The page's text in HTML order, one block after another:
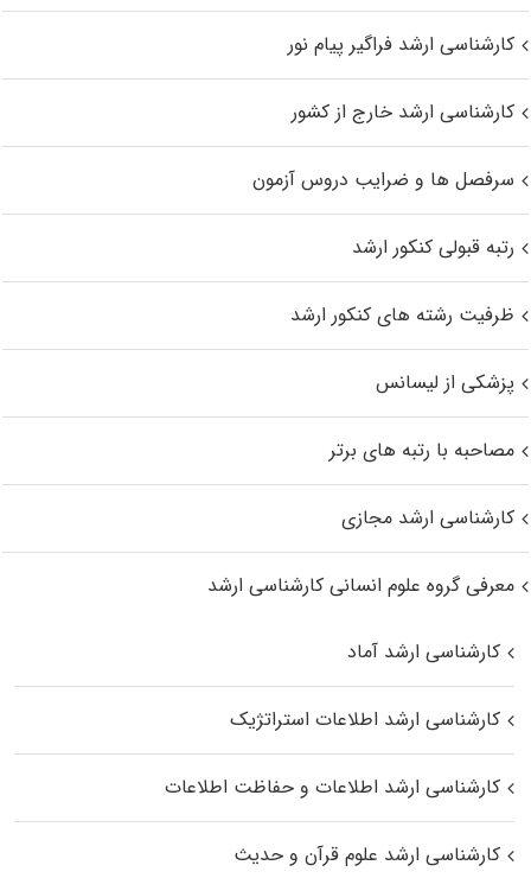
کارشناسی ارشد فراگیر پیام نور
کارشناسی ارشد خارج از کشور
سرفصل ها و ضرایب دروس آزمون
رتبه قبولی کنکور ارشد
ظرفیت رشته های کنکور ارشد
پزشکی از لیسانس
مصاحبه با رتبه های برتر
کارشناسی ارشد مجازی
معرفی گروه علوم انسانی کارشناسی ارشد
کارشناسی ارشد آماد
کارشناسی ارشد اطلاعات استراتژیک
کارشناسی ارشد اطلاعات و حفاظت اطلاعات
کارشناسی ارشد علوم قرآن و حدیث